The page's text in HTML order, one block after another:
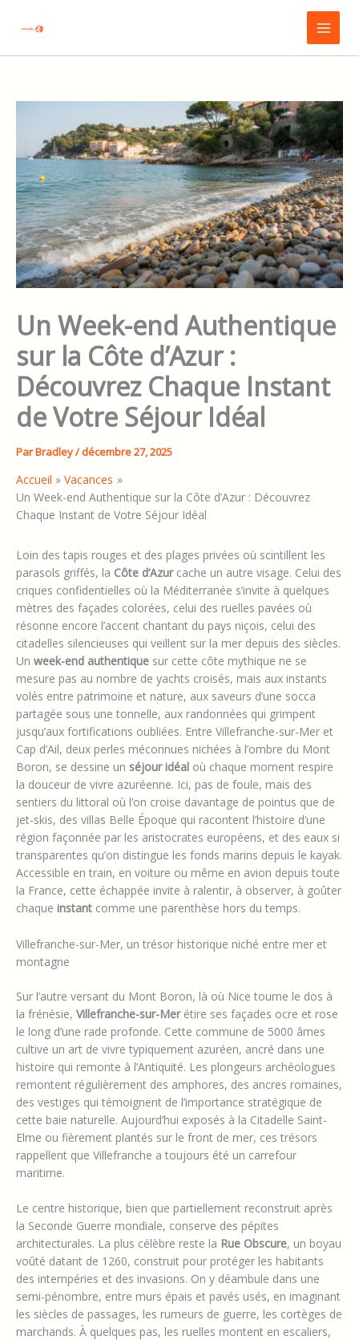
Main
Menu
Un Week-end Authentique
sur la Côte d’Azur :
Découvrez Chaque Instant
de Votre Séjour Idéal
ParBradley/décembre 27, 2025
Accueil
Vacances
Un Week-end Authentique sur la Côte d’Azur : Découvrez
Chaque Instant de Votre Séjour Idéal
Loin des tapis rouges et des plages privées où scintillent les
parasols griffés, la Côte d’Azurcache un autre visage. Celui des
criques confidentielles où la Méditerranée s’invite à quelques
mètres des façades colorées, celui des ruelles pavées où
résonne encore l’accent chantant du pays niçois, celui des
citadelles silencieuses qui veillent sur la mer depuis des siècles.
Un week-end authentique sur cette côte mythique ne se
mesure pas au nombre de yachts croisés, mais aux instants
volés entre patrimoine et nature, aux saveurs d’une socca
partagée sous une tonnelle, aux randonnées qui grimpent
jusqu’aux fortifications oubliées. Entre Villefranche-sur-Mer et
Cap d’Ail, deux perles méconnues nichées à l’ombre du Mont
Boron, se dessine un séjour idéal où chaque moment respire
la douceur de vivre azuréenne. Ici, pas de foule, mais des
sentiers du littoral où l’on croise davantage de pointus que de
jet-skis, des villas Belle Époque qui racontent l’histoire d’une
région façonnée par les aristocrates européens, et des eaux si
transparentes qu’on distingue les fonds marins depuis le kayak.
Accessible en train, en voiture ou même en avion depuis toute
la France, cette échappée invite à ralentir, à observer, à goûter
chaque instant comme une parenthèse hors du temps.
Villefranche-sur-Mer, un trésor historique niché entre mer et
montagne
Sur l’autre versant du Mont Boron, là où Nice tourne le dos à
la frénésie, Villefranche-sur-Merétire ses façades ocre et rose
le long d’une rade profonde. Cette commune de 5000 âmes
cultive un art de vivre typiquement azuréen, ancré dans une
histoire qui remonte à l’Antiquité. Les plongeurs archéologues
remontent régulièrement des amphores, des ancres romaines,
des vestiges qui témoignent de l’importance stratégique de
cette baie naturelle. Aujourd’hui exposés à la Citadelle Saint-
Elme ou fièrement plantés sur le front de mer, ces trésors
rappellent que Villefranche a toujours été un carrefour
maritime.
Le centre historique, bien que partiellement reconstruit après
la Seconde Guerre mondiale, conserve des pépites
architecturales. La plus célèbre reste la Rue Obscure, un boyau
voûté datant de 1260, construit pour protéger les habitants
des intempéries et des invasions. On y déambule dans une
semi-pénombre, entre murs épais et pavés usés, en imaginant
les siècles de passages, les rumeurs de guerre, les cortèges de
marchands. À quelques pas, les ruelles montent en escaliers,